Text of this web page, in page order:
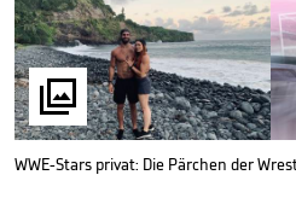

WWE-Stars privat: Die Pärchen der